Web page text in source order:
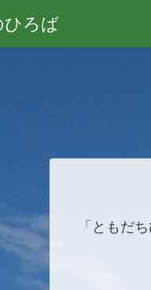
ひろば
「ともだ